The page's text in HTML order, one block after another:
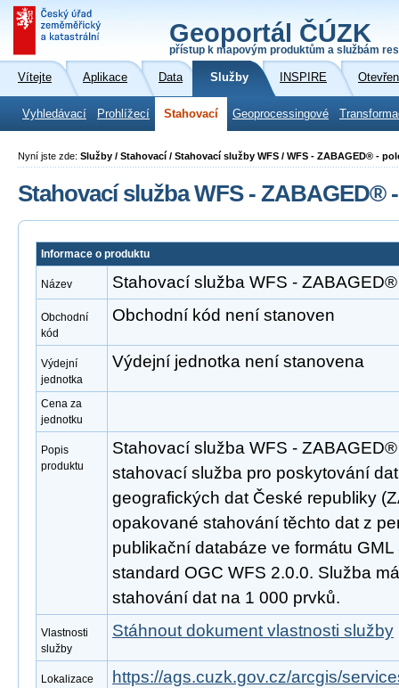
Geoportál ČÚZK
přístup k mapovým produktům a službám
Vítejte Aplikace Data Služby INSPIRE
Vyhledávací Prohlížecí Stahovací Geoprocessingové
Nyní jste zde: Služby / Stahovací / Stahovací služby WFS / WFS - ZABAGED® -
Stahovací služba WFS - ZABAGED®
Informace o produktu
Název Stahovací služba WFS -
Obchodní
kód
Obchodní kód není stanoven
Výdejní
jednotka
Výdejní jednotka není stanovena
Cena za
jednotku
Popis
produktu
Stahovací služba WFS -
stahovací služba pro poskytování
geografických dat České republiky
opakované stahování těchto dat z
publikační databáze ve formátu
standard OGC WFS 2.0.0. Služba
stahování dat na 1 000 prvků.
Vlastnosti
služby
Stáhnout dokument vlastnosti služby
Lokalizace
https://ags.cuzk.gov.cz/arcgis/